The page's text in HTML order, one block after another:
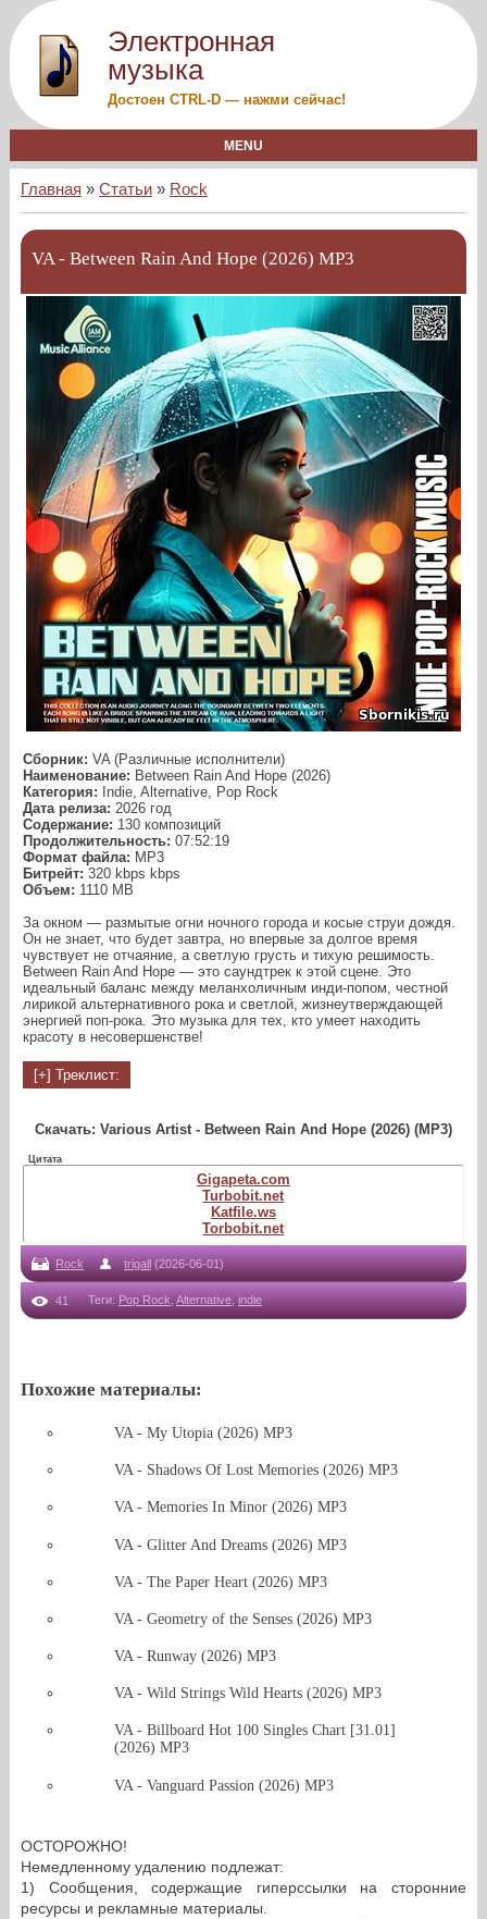
Электронная
музыка
Достоен CTRL-D — нажми сейчас!
MENU
Главная » Статьи » Rock
VA - Between Rain And Hope (2026) MP3
Сборник: VA (Различные исполнители)
Наименование: Between Rain And Hope (2026)
Категория: Indie, Alternative, Pop Rock
Дата релиза: 2026 год
Содержание: 130 композиций
Продолжительность: 07:52:19
Формат файла: MP3
Битрейт: 320 kbps kbps
Объем: 1110 МB
За окном — размытые огни ночного города и косые струи дождя.
Он не знает, что будет завтра, но впервые за долгое время
чувствует не отчаяние, а светлую грусть и тихую решимость.
Between Rain And Hope — это саундтрек к этой сцене. Это
идеальный баланс между меланхоличным инди-попом, честной
лирикой альтернативного рока и светлой, жизнеутверждающей
энергией поп-рока. Это музыка для тех, кто умеет находить
красоту в несовершенстве!
Скачать: Various Artist - Between Rain And Hope (2026) (MP3)
Цитата
Gigapeta.com
Turbobit.net
Katfile.ws
Torbobit.net
Rock trigall (2026-06-01)
41 Теги: Pop Rock,Alternative,indie
Похожие материалы:
VA - My Utopia (2026) MP3
VA - Shadows Of Lost Memories (2026) MP3
VA - Memories In Minor (2026) MP3
VA - Glitter And Dreams (2026) MP3
VA - The Paper Heart (2026) MP3
VA - Geometry of the Senses (2026) MP3
VA - Runway (2026) MP3
VA - Wild Striпgs Wild Hearts (2026) MP3
VA - Billboard Hot 100 Singles Chart [31.01]
(2026) MP3
VA - Vanguard Passion (2026) MP3
ОСТОРОЖНО!
Немедленному удалению подлежат:
1) Сообщения, содержащие гиперссылки на сторонние
ресурсы и рекламные материалы.